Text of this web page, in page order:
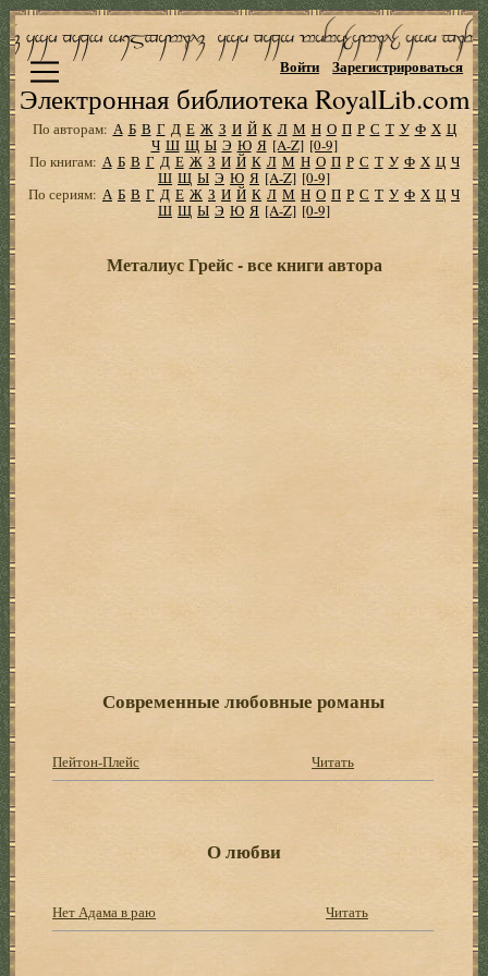
Электронная библиотека RoyalLib.com
Войти Зарегистрироваться
По авторам: А Б В Г Д Е Ж З И Й К Л М Н О П Р С Т У Ф Х Ц
Ч Ш Щ Ы Э Ю Я [A-Z] [0-9]
По книгам: А Б В Г Д Е Ж З И Й К Л М Н О П Р С Т У Ф Х Ц Ч
Ш Щ Ы Э Ю Я [A-Z] [0-9]
По сериям: А Б В Г Д Е Ж З И Й К Л М Н О П Р С Т У Ф Х Ц Ч
Ш Щ Ы Э Ю Я [A-Z] [0-9]
Металиус Грейс - все книги автора
Современные любовные романы
Пейтон-Плейс Читать
О любви
Нет Адама в раю Читать